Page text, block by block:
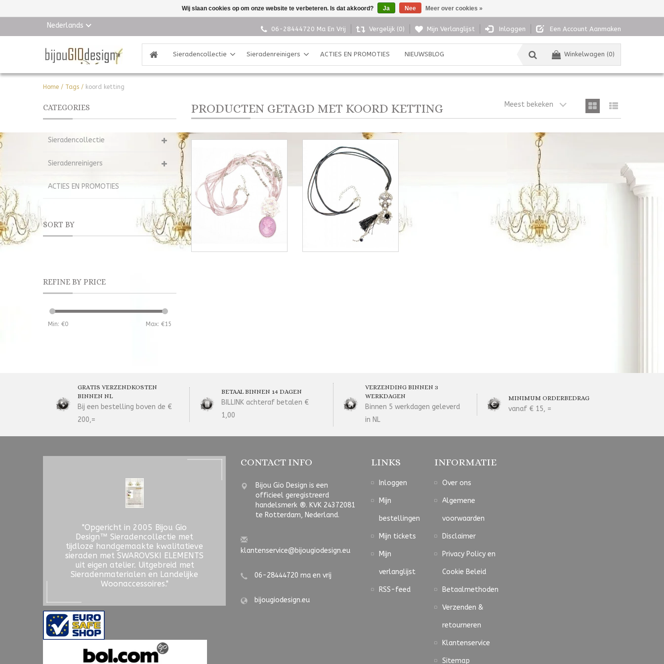
Nederlands 06-28444720 Ma En Vrij Vergelijk (0) Mijn Verlanglijst Inloggen Een Account Aanmaken
Winkelwagen (0)
Sieradencollectie Sieradenreinigers ACTIES EN PROMOTIES NIEUWSBLOG
Home / Tags / koord ketting
CATEGORIES
Sieradencollectie
Sieradenreinigers
ACTIES EN PROMOTIES
SORT BY
REFINE BY PRICE
Min: €0 Max: €15
PRODUCTEN GETAGD MET KOORD KETTING Meest bekeken
GRATIS VERZENDKOSTEN
BINNEN NL
Bij een bestelling boven de €
200,=
BETAAL BINNEN 14 DAGEN
BILLINK achteraf betalen €
1,00
VERZENDING BINNEN 3
WERKDAGEN
Binnen 5 werkdagen geleverd
in NL
MINIMUM ORDERBEDRAG
vanaf € 15, =
"Opgericht in 2005 Bijou Gio
Design™ Sieradencollectie met
tijdloze handgemaakte kwalitatieve
sieraden met SWAROVSKI ELEMENTS
uit eigen atelier. Uitgebreid met
Sieradenmaterialen en Landelijke
Woonaccessoires."
CONTACT INFO
Bijou Gio Design is een
officieel geregistreerd
handelsmerk ®. KVK 24372081
te Rotterdam, Nederland.
klantenservice@bijougiodesign.eu
06-28444720 ma en vrij
bijougiodesign.eu
LINKS
Inloggen
Mijn
bestellingen
Mijn tickets
Mijn
verlanglijst
RSS-feed
INFORMATIE
Over ons
Algemene
voorwaarden
Disclaimer
Privacy Policy en
Cookie Beleid
Betaalmethoden
Verzenden &
retourneren
Klantenservice
Sitemap
Wij slaan cookies op om onze website te verbeteren. Is dat akkoord? Ja Nee Meer over cookies »